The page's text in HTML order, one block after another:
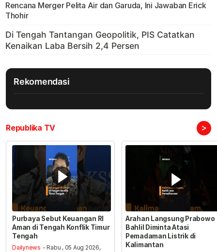
Rencana Merger Pelita Air dan Garuda, Ini Jawaban Erick
Thohir
Rekomendasi
Republika TV >
Purbaya Sebut Keuangan RI
Aman di Tengah Konflik Timur
Tengah
Dailynews - Rabu , 05 Aug 2026,
Arahan Langsung Prabowo
Bahlil Diminta Atasi
Pemadaman Listrik di
Kalimantan